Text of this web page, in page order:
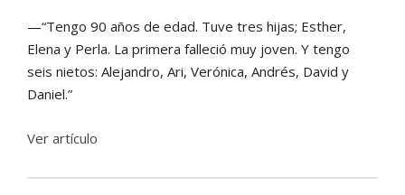
—“Tengo 90 años de edad. Tuve tres hijas; Esther,
Elena y Perla. La primera falleció muy joven. Y tengo
seis nietos: Alejandro, Ari, Verónica, Andrés, David y
Daniel.”
Ver artículo